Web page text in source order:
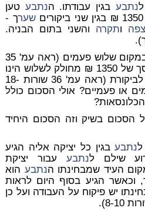
נתבע בגין עבודתו. הנתבע טען
שערך -
ותקרה והשני בתום הבניה.
בבית המשפט העיד שהיה במקום שלוש פעמים (ראה עמ' 35
שורות 26-27). כן העיד שהסך של 1350 ₪ מחולק לשלוש הינו
450 ₪ שזהו הסכום שגבה לביקורת (ראה עמ' 36 שורות 18-
או פעמיים? אולי הסכום כולל
בשיק וזה הסכום היחיד
נתבעבגין כל יציקה אליה הגיע
שילם לנתבע עבור יציקת
העיד שמבחינתו הנתבע הוא
הגיע בסוף היום לראות
יש פיקוח על העבודה ועל כן